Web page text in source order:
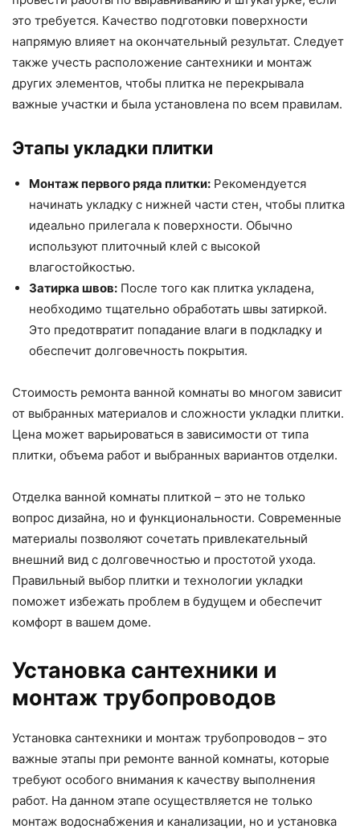
это требуется. Качество подготовки поверхности
напрямую влияет на окончательный результат. Следует
также учесть расположение сантехники и монтаж
других элементов, чтобы плитка не перекрывала
важные участки и была установлена по всем правилам.
Этапы укладки плитки
Монтаж первого ряда плитки: Рекомендуется
начинать укладку с нижней части стен, чтобы плитка
идеально прилегала к поверхности. Обычно
используют плиточный клей с высокой
влагостойкостью.
Затирка швов: После того как плитка укладена,
необходимо тщательно обработать швы затиркой.
Это предотвратит попадание влаги в подкладку и
обеспечит долговечность покрытия.
Стоимость ремонта ванной комнаты во многом зависит
от выбранных материалов и сложности укладки плитки.
Цена может варьироваться в зависимости от типа
плитки, объема работ и выбранных вариантов отделки.
Отделка ванной комнаты плиткой – это не только
вопрос дизайна, но и функциональности. Современные
материалы позволяют сочетать привлекательный
внешний вид с долговечностью и простотой ухода.
Правильный выбор плитки и технологии укладки
поможет избежать проблем в будущем и обеспечит
комфорт в вашем доме.
Установка сантехники и
монтаж трубопроводов
Установка сантехники и монтаж трубопроводов – это
важные этапы при ремонте ванной комнаты, которые
требуют особого внимания к качеству выполнения
работ. На данном этапе осуществляется не только
монтаж водоснабжения и канализации, но и установка